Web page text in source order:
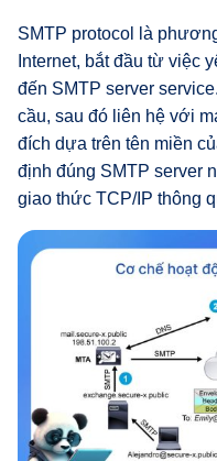
SMTP protocol là
Internet, bắt đầu từ việc
đến SMTP server
cầu, sau đó liên hệ với
đích dựa trên tên miền
định đúng SMTP server
giao thức TCP/IP thông